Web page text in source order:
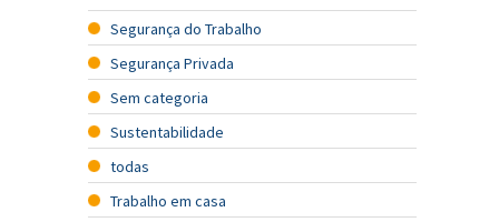
Segurança do Trabalho
Segurança Privada
Sem categoria
Sustentabilidade
todas
Trabalho em casa